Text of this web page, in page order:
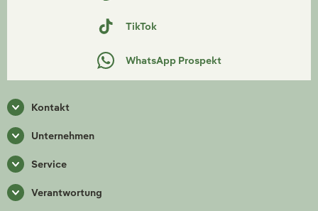
TikTok
WhatsApp Prospekt
Kontakt
Unternehmen
Service
Verantwortung